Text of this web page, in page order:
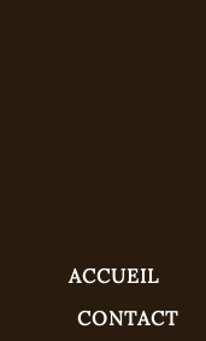
ACCUEIL
CONTACT